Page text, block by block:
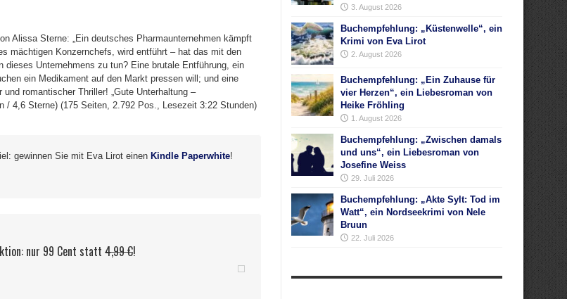
Alissa Sterne: „Ein deutsches Pharmaunternehmen kämpft
mächtigen Konzernchefs, wird entführt – hat das mit den
dieses Unternehmens zu tun? Eine brutale Entführung, ein
ein Medikament auf den Markt pressen will; und eine
romantischer Thriller! „Gute Unterhaltung –
/ 4,6 Sterne) (175 Seiten, 2.792 Pos., Lesezeit 3:22 Stunden)
gewinnen Sie mit Eva Lirot einen Kindle Paperwhite!
nur 99 Cent statt 4,99 €!
3. August 2026
Buchempfehlung: „Küstenwelle“, ein
Krimi von Eva Lirot
2. August 2026
Buchempfehlung: „Ein Zuhause für
vier Herzen“, ein Liebesroman von
Heike Fröhling
1. August 2026
Buchempfehlung: „Zwischen damals
und uns“, ein Liebesroman von
Josefine Weiss
29. Juli 2026
Buchempfehlung: „Akte Sylt: Tod im
Watt“, ein Nordseekrimi von Nele
Bruun
22. Juli 2026